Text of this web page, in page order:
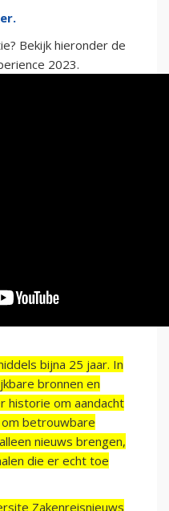
Bekijk hieronder de
2023.
bijna 25 jaar. In
bronnen en
historie om aandacht
betrouwbare
nieuws brengen,
die er echt toe
Zakenreisnieuws